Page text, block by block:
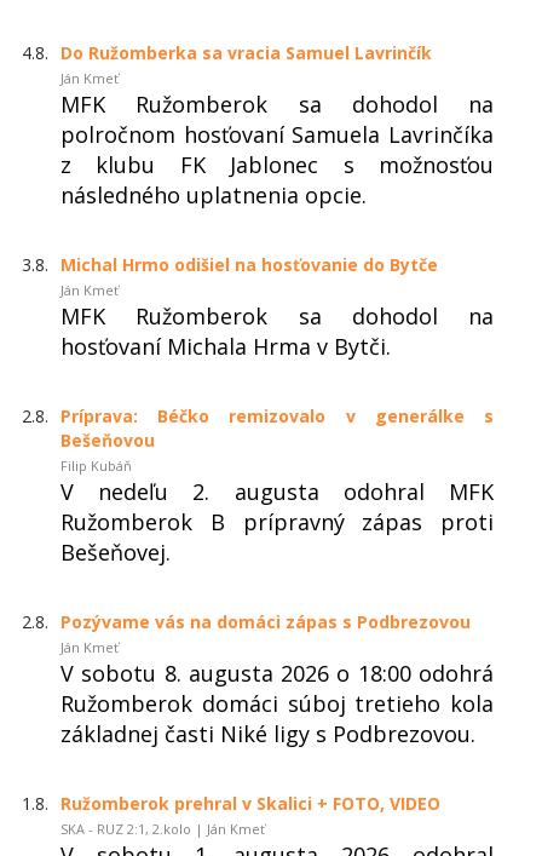
4.8. Do Ružomberka sa vracia Samuel Lavrinčík
Ján Kmeť
MFK Ružomberok sa dohodol na
polročnom hosťovaní Samuela Lavrinčíka
z klubu FK Jablonec s možnosťou
následného uplatnenia opcie.
3.8. Michal Hrmo odišiel na hosťovanie do Bytče
Ján Kmeť
MFK Ružomberok sa dohodol na
hosťovaní Michala Hrma v Bytči.
2.8.
Príprava: Béčko remizovalo v generálke s
Bešeňovou
Filip Kubáň
V nedeľu 2. augusta odohral MFK
Ružomberok B prípravný zápas proti
Bešeňovej.
2.8. Pozývame vás na domáci zápas s Podbrezovou
Ján Kmeť
V sobotu 8. augusta 2026 o 18:00 odohrá
Ružomberok domáci súboj tretieho kola
základnej časti Niké ligy s Podbrezovou.
1.8. Ružomberok prehral v Skalici + FOTO, VIDEO
SKA - RUZ 2:1, 2.kolo | Ján Kmeť